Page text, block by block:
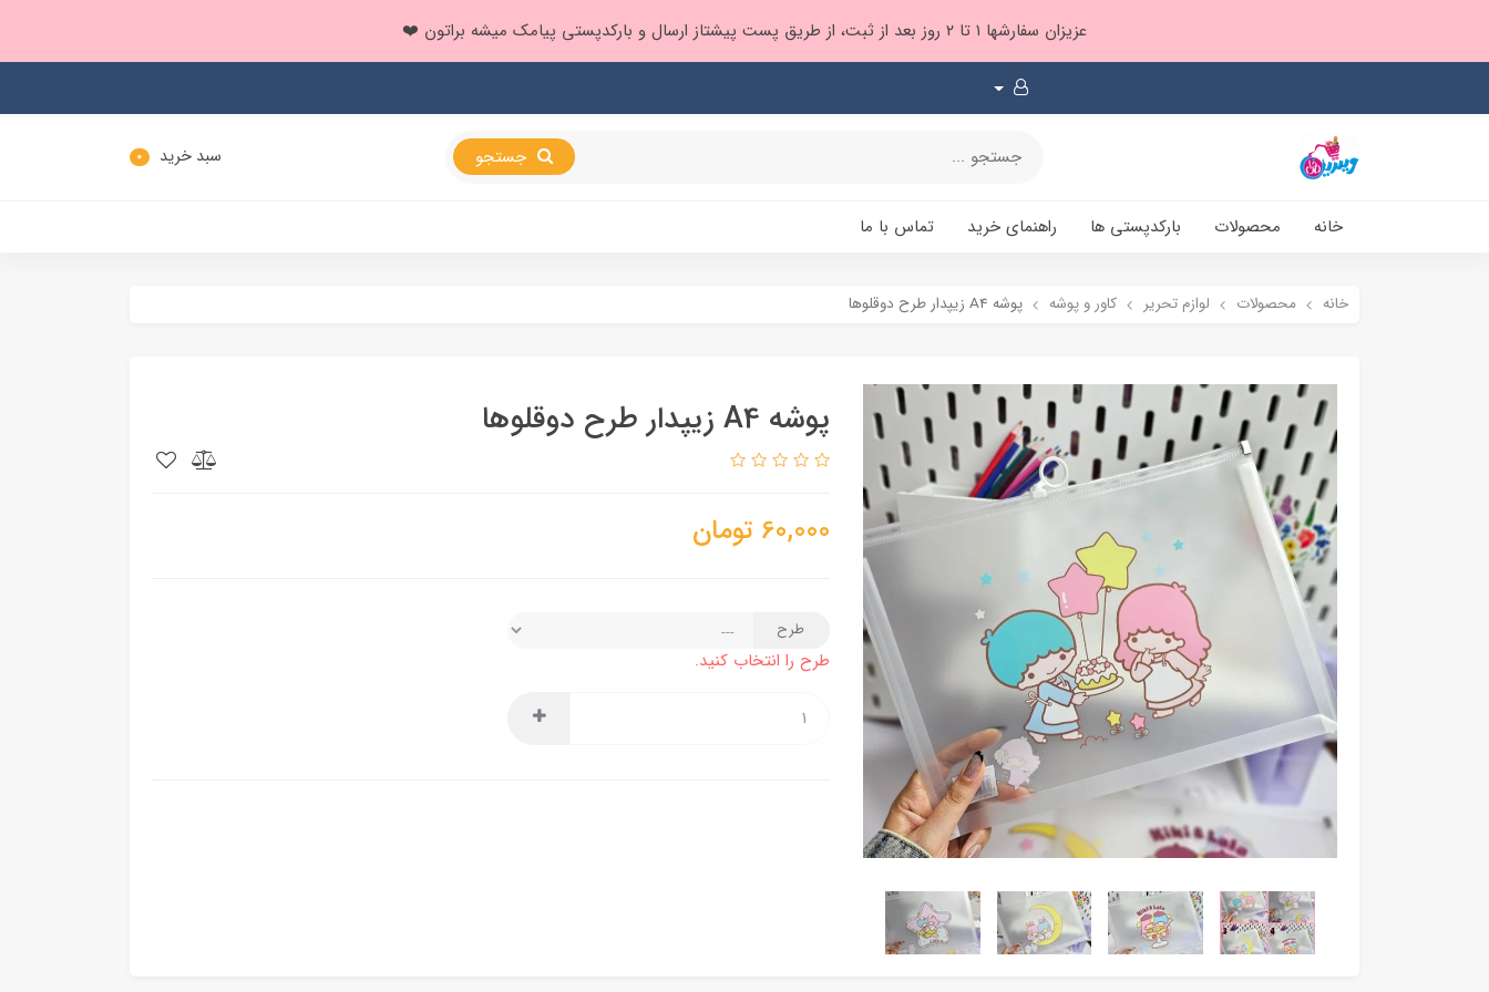
عزیزان سفارشها ۱ تا ۲ روز بعد از ثبت، از طریق پست پیشتاز ارسال و بارکدپستی پیامک میشه براتون ❤️
سبد خرید 0
خانه محصولات بارکدپستی ها راهنمای خرید تماس با ما
خانه محصولات لوازم تحریر کاور و پوشه پوشه A4 زیپدار طرح دوقلوها
پوشه A4 زیپدار طرح دوقلوها
60,000 تومان
طرح
طرح را انتخاب کنید.